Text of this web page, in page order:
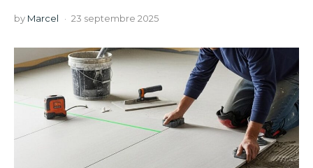
by Marcel 23 septembre 2025